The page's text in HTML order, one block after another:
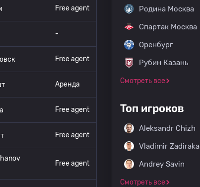
Free agent
-
Free agent
Аренда
Free agent
Free agent
Free agent
Родина Москва
Спартак Москва
Оренбург
Рубин Казань
Смотреть все
Топ игроков
Aleksandr Chizh
Vladimir Zadiraka
Andrey Savin
Смотреть все